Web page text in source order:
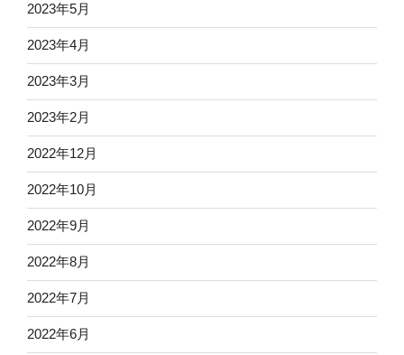
2023年5月
2023年4月
2023年3月
2023年2月
2022年12月
2022年10月
2022年9月
2022年8月
2022年7月
2022年6月